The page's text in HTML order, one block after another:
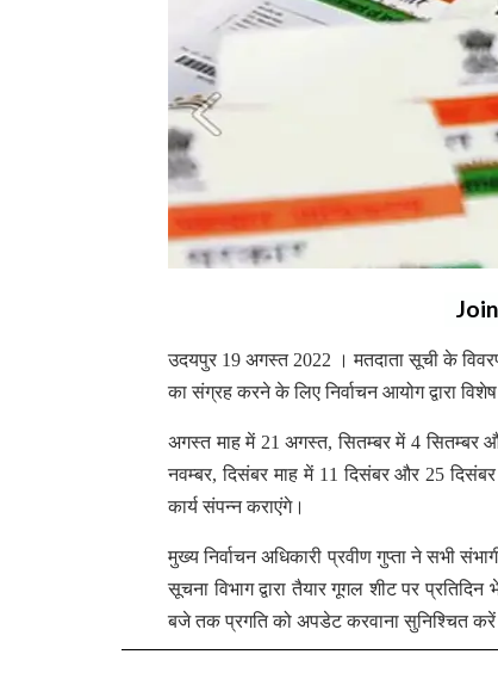
उदयपुर 19 अगस्त 2022 । मतदाता सूची के
का संग्रह करने के लिए निर्वाचन आयोग द्वारा
अगस्त माह में 21 अगस्त, सितम्बर में 4 सितम्बर
नवम्बर, दिसंबर माह में 11 दिसंबर और 25
कार्य संपन्न कराएंगे।
मुख्य निर्वाचन अधिकारी प्रवीण गुप्ता ने सभी
सूचना विभाग द्वारा तैयार गूगल शीट पर
बजे तक प्रगति को अपडेट करवाना सुनिश्चित